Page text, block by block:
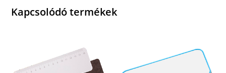
Kapcsolódó termékek